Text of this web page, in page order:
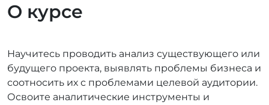
О курсе
Научитесь проводить анализ существующего или
будущего проекта, выявлять проблемы бизнеса и
соотносить их с проблемами целевой аудитории.
Освоите аналитические инструменты и